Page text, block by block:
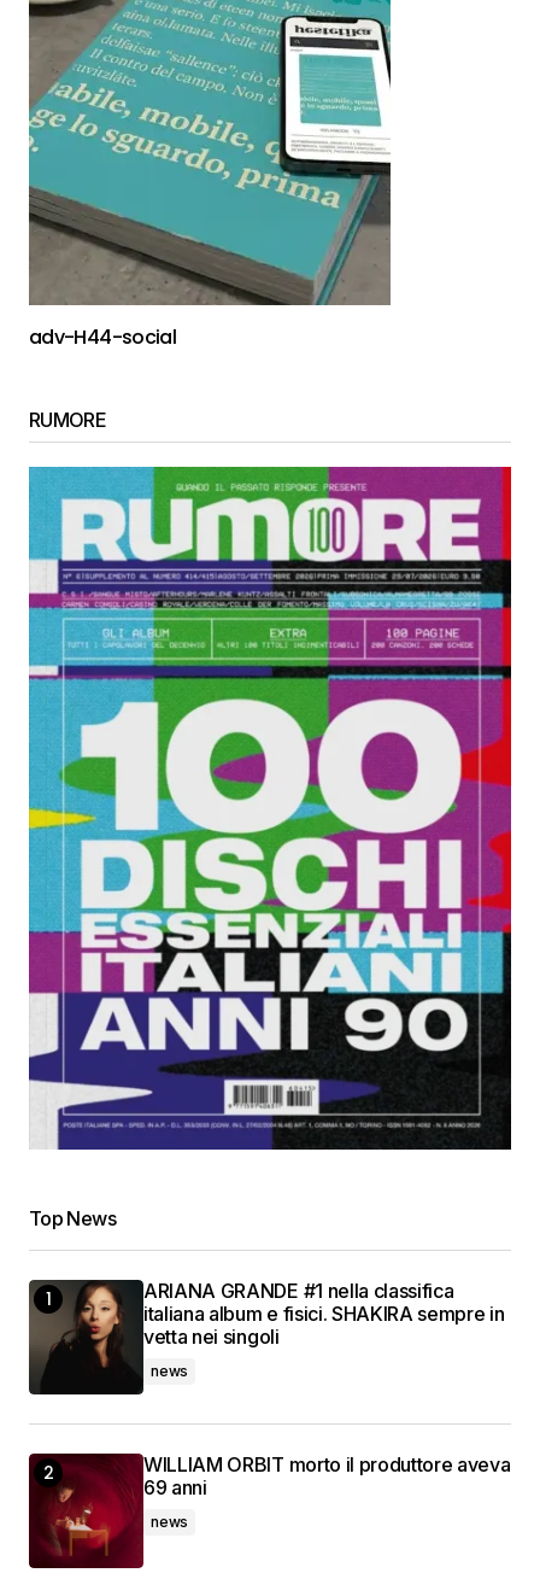
adv-H44-social
RUMORE
Top News
ARIANA GRANDE #1 nella classifica
italiana album e fisici. SHAKIRA sempre in
vetta nei singoli
news
WILLIAM ORBIT morto il produttore aveva
69 anni
news